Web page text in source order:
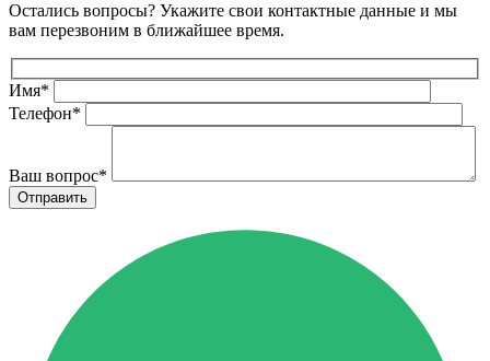
Остались вопросы? Укажите свои контактные данные и мы
вам перезвоним в ближайшее время.
Имя*
Телефон*
Ваш вопрос*